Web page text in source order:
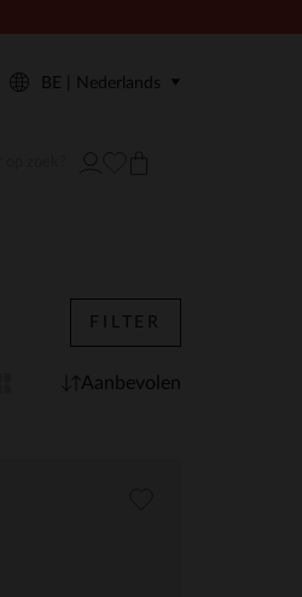
BE | Nederlands
FILTER
Aanbevolen